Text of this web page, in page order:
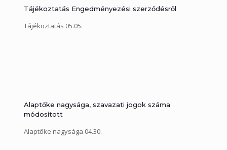
Tájékoztatás Engedményezési szerződésről
Tájékoztatás 05.05.
Alaptőke nagysága, szavazati jogok száma
módosított
Alaptőke nagysága 04.30.